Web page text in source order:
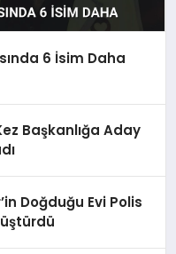
6 İsim Daha
Başkanlığa Aday
Doğduğu Evi Polis